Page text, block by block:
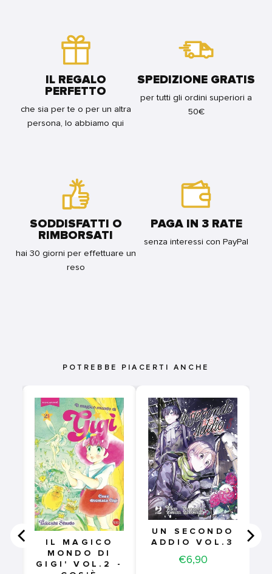
IL REGALO
PERFETTO
che sia per te o per un altra
persona, lo abbiamo qui
SPEDIZIONE GRATIS
per tutti gli ordini superiori a
50€
SODDISFATTI O
RIMBORSATI
hai 30 giorni per effettuare un
reso
PAGA IN 3 RATE
senza interessi con PayPal
POTREBBE PIACERTI ANCHE
IL MAGICO
MONDO DI
GIGI' VOL.2 -
UN SECONDO
ADDIO VOL.3
Price
€6,90